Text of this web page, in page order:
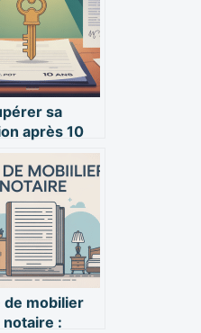
sa
après 10
location :
délais et
de mobilier
notaire :